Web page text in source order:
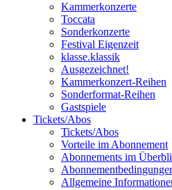
Kammerkonzerte
Toccata
Sonderkonzerte
Festival Eigenzeit
klasse.klassik
Ausgezeichnet!
Kammerkonzert-Reihen
Sonderformat-Reihen
Gastspiele
Tickets/Abos
Tickets/Abos
Vorteile im Abonnement
Abonnements im
Allgemeine